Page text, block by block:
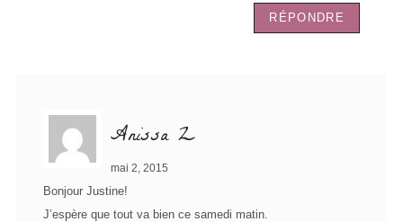
RÉPONDRE
Anissa Z
mai 2, 2015
Bonjour Justine!
J’espère que tout va bien ce samedi matin.